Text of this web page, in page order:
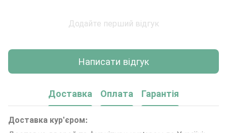
Додайте перший відгук
Написати відгук
Доставка Оплата Гарантія
Доставка кур'єром: